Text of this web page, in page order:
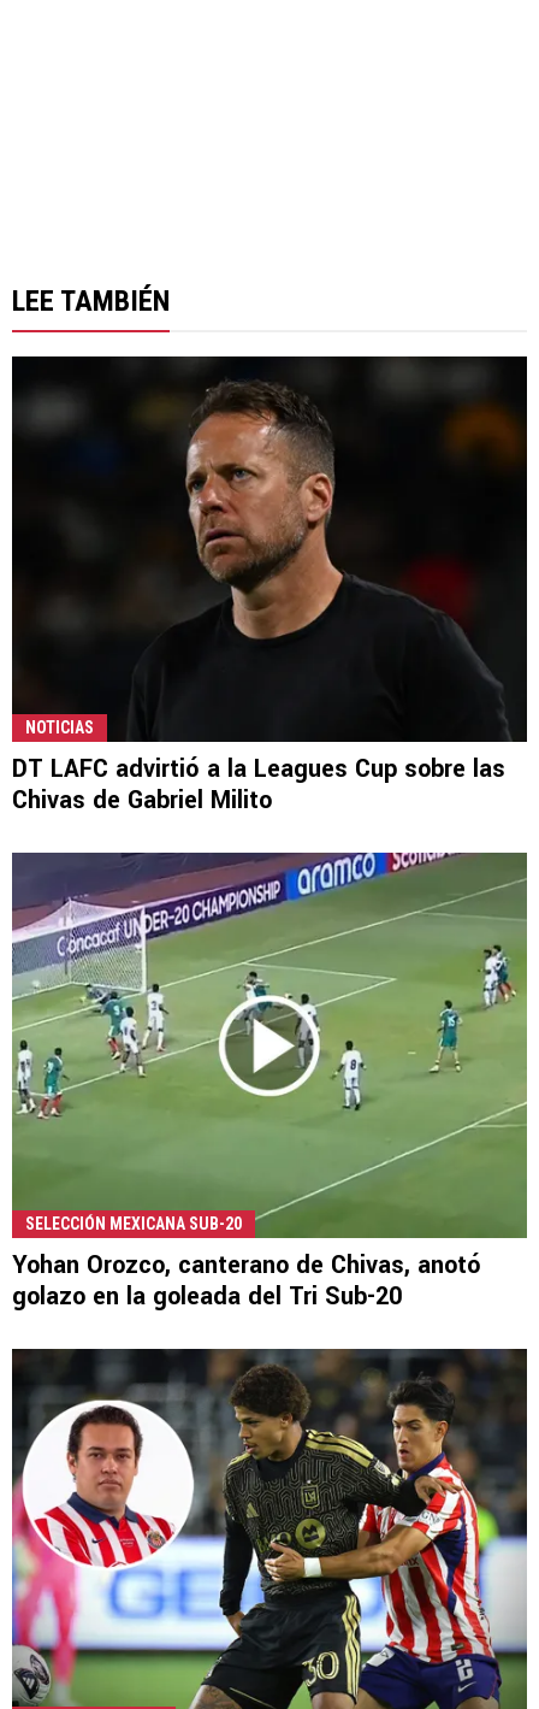
LEE TAMBIÉN
NOTICIAS
DT LAFC advirtió a la Leagues Cup sobre las
Chivas de Gabriel Milito
SELECCIÓN MEXICANA SUB-20
Yohan Orozco, canterano de Chivas, anotó
golazo en la goleada del Tri Sub-20